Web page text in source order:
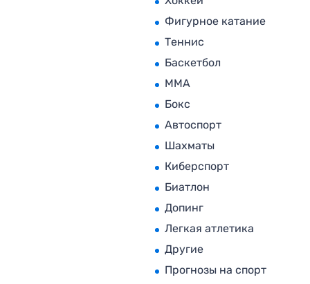
Фигурное катание
Теннис
Баскетбол
MMA
Бокс
Автоспорт
Шахматы
Киберспорт
Биатлон
Допинг
Легкая атлетика
Другие
Прогнозы на спорт